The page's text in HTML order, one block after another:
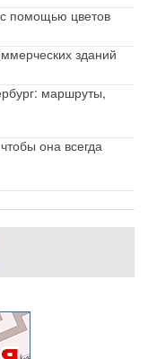
с помощью цветов
зданий
маршруты,
она всегда